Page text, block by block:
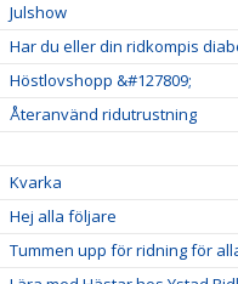
Julshow
Har du eller din ridkompis
Höstlovshopp &#127809;
Återanvänd ridutrustning
Kvarka
Hej alla följare
Tummen upp för ridning för